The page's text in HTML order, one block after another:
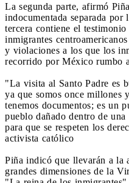
La segunda parte, afirmó
indocumentada separada por
tercera contiene el
inmigrantes
y violaciones a los que los
recorrido por México rumbo
"La visita al Santo Padre es
ya que somos once millones
tenemos documentos; es un
pueblo dañado dentro de
para que se respeten los
activista católico
Piña indicó que llevarán a la
grandes dimensiones de la